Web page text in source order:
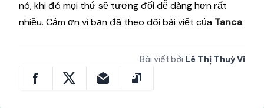
nó, khi đó mọi thứ sẽ tương đối dễ dàng hơn rất
nhiều. Cảm ơn vì bạn đã theo dõi bài viết của Tanca.
Bài viết bởi Lê Thị Thuỳ Vi